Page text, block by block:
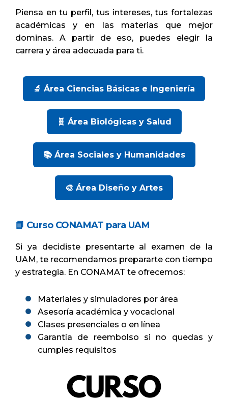
Piensa en tu perfil, tus intereses, tus fortalezas
académicas y en las materias que mejor
dominas. A partir de eso, puedes elegir la
carrera y área adecuada para ti.
🔬 Área Ciencias Básicas e Ingeniería
🧬 Área Biológicas y Salud
📚 Área Sociales y Humanidades
🎨 Área Diseño y Artes
📘 Curso CONAMAT para UAM
Si ya decidiste presentarte al examen de la
UAM, te recomendamos prepararte con tiempo
y estrategia. En CONAMAT te ofrecemos:
Materiales y simuladores por área
Asesoría académica y vocacional
Clases presenciales o en línea
Garantía de reembolso si no quedas y
cumples requisitos